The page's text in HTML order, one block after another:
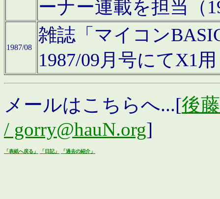
ーナー連載を担当（
1987/08
雑誌「マイコン
1987/09月号にてX1
メールはこちらへ...[後
/ gorry@hauN.org]
「表紙へ戻る」 「日記」 「過去の紹介」